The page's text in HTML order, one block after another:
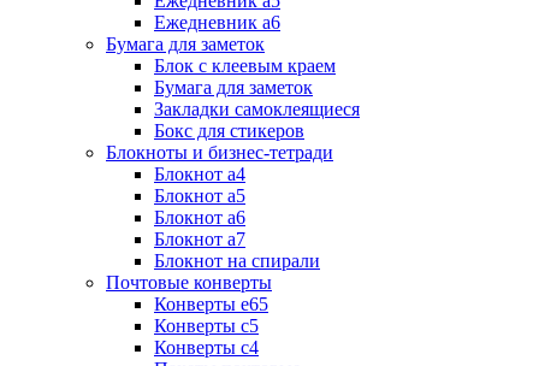
Ежедневник а6
Бумага для заметок
Блок с клеевым краем
Бумага для заметок
Закладки самоклеящиеся
Бокс для стикеров
Блокноты и бизнес-тетради
Блокнот а4
Блокнот а5
Блокнот а6
Блокнот а7
Блокнот на спирали
Почтовые конверты
Конверты е65
Конверты с5
Конверты с4